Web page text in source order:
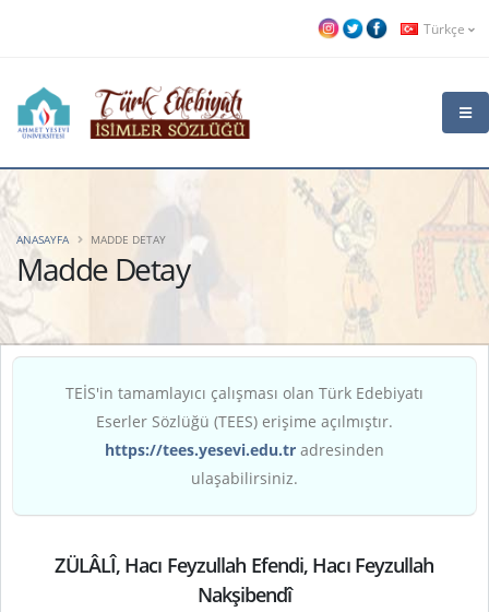
Türkçe
Madde Detay
ANASAYFA MADDE DETAY
TEİS'in tamamlayıcı çalışması olan Türk Edebiyatı
Eserler Sözlüğü (TEES) erişime açılmıştır.
https://tees.yesevi.edu.tr adresinden
ulaşabilirsiniz.
ZÜLÂLÎ, Hacı Feyzullah Efendi, Hacı Feyzullah
Nakşibendî